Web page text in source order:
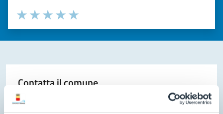
Valuta la chiarezza delle informazioni (da 1 a 5 stelle)
Seleziona il numero di stelle per valutare la chiarezza delle
Valuta 5 stelle su 5
Valuta 4 stelle su 5
Valuta 3 stelle su 5
Valuta 2 stelle su 5
Valuta 1 stelle su 5
Contatta il comune